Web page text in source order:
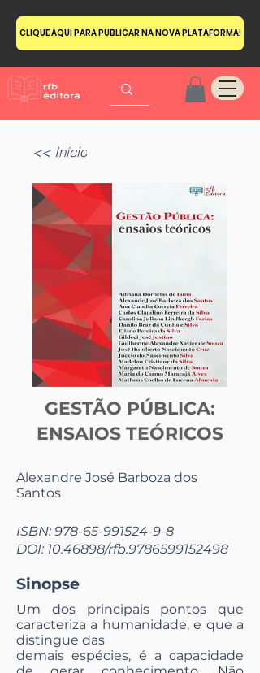
CLIQUE AQUI PARA PUBLICAR NA NOVA PLATAFORMA!
<< Início
GESTÃO PÚBLICA:
ENSAIOS TEÓRICOS
Alexandre José Barboza dos
Santos
ISBN:978-65-991524-9-8
DOI: 10.46898/rfb.9786599152498
Sinopse
Um dos principais pontos que
caracteriza a humanidade, e que a
distingue das
demais espécies, é a capacidade